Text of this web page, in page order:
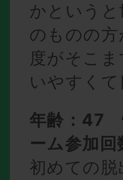
かという
のものの
度がそこ
いやすく
年齢：47
ーム参加回
初めての